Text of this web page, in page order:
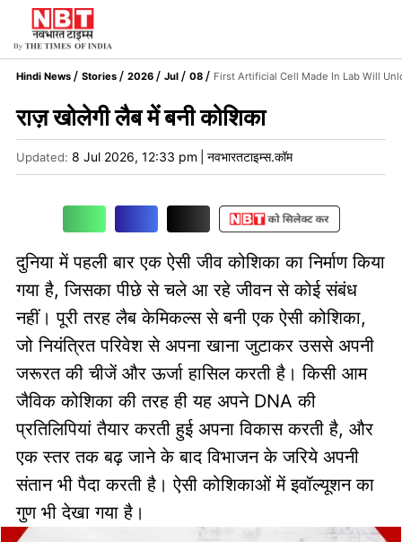
Hindi News Stories 2026 Jul 08 First Artificial Cell Made In Lab Will
राज़ खोलेगी लैब में बनी कोशिका
Updated: 8 Jul 2026, 12:33 pm नवभारतटाइम्स.कॉम
दुनिया में पहली बार एक ऐसी जीव कोशिका का निर्माण किया
गया है, जिसका पीछे से चले आ रहे जीवन से कोई संबंध
नहीं। पूरी तरह लैब केमिकल्स से बनी एक ऐसी कोशिका,
जो नियंत्रित परिवेश से अपना खाना जुटाकर उससे अपनी
जरूरत की चीजें और ऊर्जा हासिल करती है। किसी आम
जैविक कोशिका की तरह ही यह अपने DNA की
प्रतिलिपियां तैयार करती हुई अपना विकास करती है, और
एक स्तर तक बढ़ जाने के बाद विभाजन के जरिये अपनी
संतान भी पैदा करती है। ऐसी कोशिकाओं में इवॉल्यूशन का
गुण भी देखा गया है।